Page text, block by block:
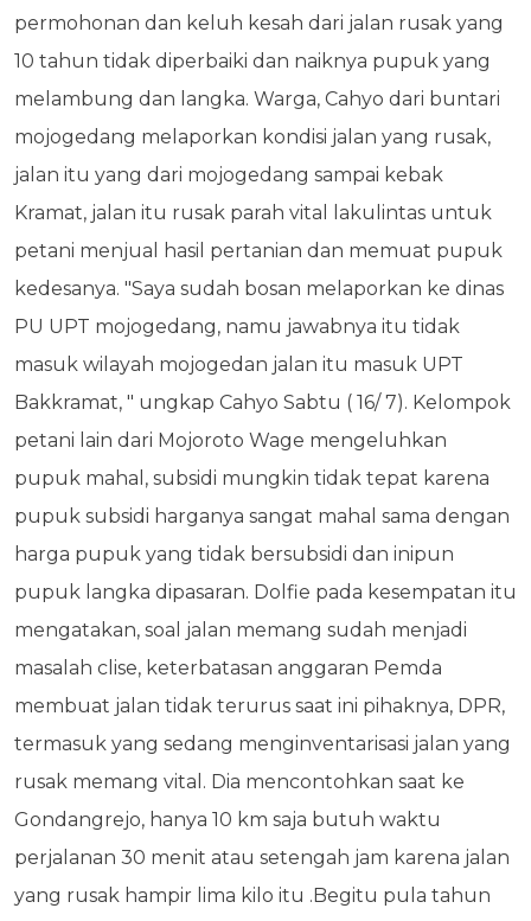
permohonan dan keluh kesah dari jalan rusak yang
10 tahun tidak diperbaiki dan naiknya pupuk yang
melambung dan langka. Warga, Cahyo dari buntari
mojogedang melaporkan kondisi jalan yang rusak,
jalan itu yang dari mojogedang sampai kebak
Kramat, jalan itu rusak parah vital lakulintas untuk
petani menjual hasil pertanian dan memuat pupuk
kedesanya. "Saya sudah bosan melaporkan ke dinas
PU UPT mojogedang, namu jawabnya itu tidak
masuk wilayah mojogedan jalan itu masuk UPT
Bakkramat, " ungkap Cahyo Sabtu ( 16/ 7). Kelompok
petani lain dari Mojoroto Wage mengeluhkan
pupuk mahal, subsidi mungkin tidak tepat karena
pupuk subsidi harganya sangat mahal sama dengan
harga pupuk yang tidak bersubsidi dan inipun
pupuk langka dipasaran. Dolfie pada kesempatan itu
mengatakan, soal jalan memang sudah menjadi
masalah clise, keterbatasan anggaran Pemda
membuat jalan tidak terurus saat ini pihaknya, DPR,
termasuk yang sedang menginventarisasi jalan yang
rusak memang vital. Dia mencontohkan saat ke
Gondangrejo, hanya 10 km saja butuh waktu
perjalanan 30 menit atau setengah jam karena jalan
yang rusak hampir lima kilo itu .Begitu pula tahun